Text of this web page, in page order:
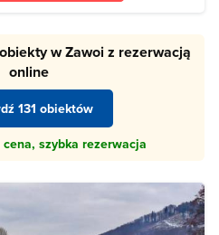
w Zawoi z rezerwacją
online
131 obiektów
szybka rezerwacja